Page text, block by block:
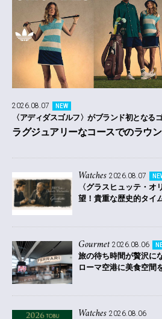
2026.08.07 NEW
〈アディダスゴルフ〉がブランド初となる
ラグジュアリーなコースでのラウ
Watches 2026.08.07
〈グラスヒュッテ・
望！貴重な歴史的タイ
Gourmet 2026.08.06
旅の待ち時間が贅沢に
ローマ空港に美食空間
Watches 2026.08.06